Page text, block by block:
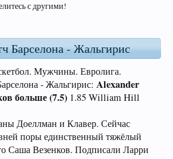
с другими!
Барселона - Жальгирис
Мужчины. Евролига.
- Жальгирис: Alexander
больше (7.5) 1.85 William Hill
Доеллман и Клавер. Сейчас
поры единственный тяжёлый
Саша Везенков. Подписали Ларри